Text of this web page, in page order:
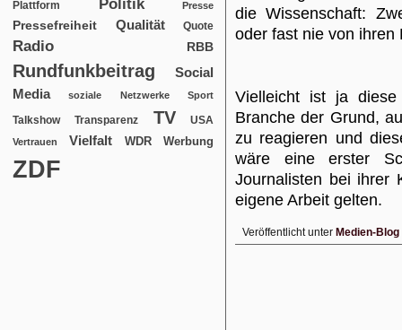
Plattform Politik Presse
Pressefreiheit Qualität Quote
Radio RBB
Rundfunkbeitrag
Social
Media
soziale Netzwerke Sport
Talkshow Transparenz TV USA
Vertrauen Vielfalt WDR Werbung
ZDF
die Wissenschaft:
oder fast nie von ihren
Vielleicht ist ja diese
Branche der Grund,
zu reagieren und
wäre eine erster
Journalisten bei ihrer
eigene Arbeit gelten.
Veröffentlicht unter Medien-Blog